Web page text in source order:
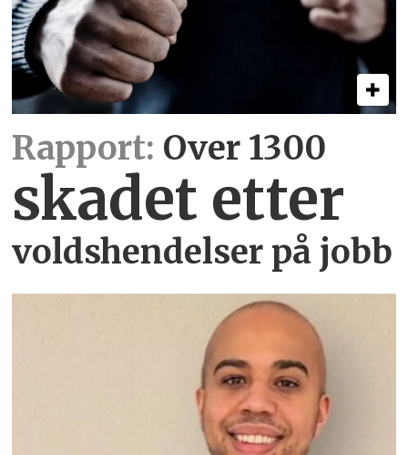
Rapport: Over 1300
skadet etter
voldshendelser på jobb